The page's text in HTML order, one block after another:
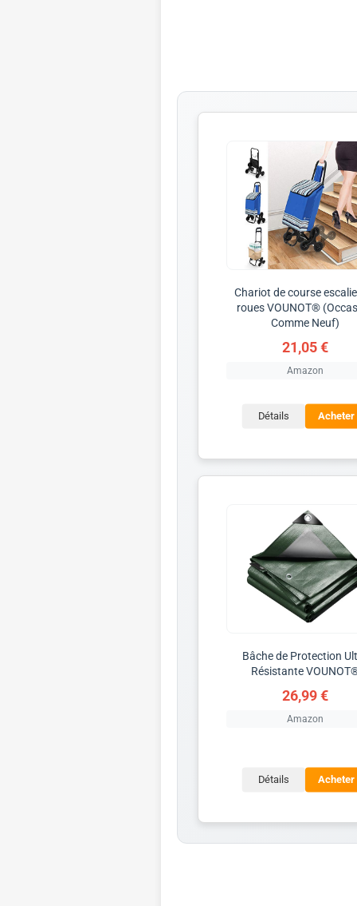
Chariot de course
roues VOUNOT®
Comme Neuf)
21,05 €
Amazon
Détails Acheter
Bâche de Protection
Résistante
26,99 €
Amazon
Détails Acheter